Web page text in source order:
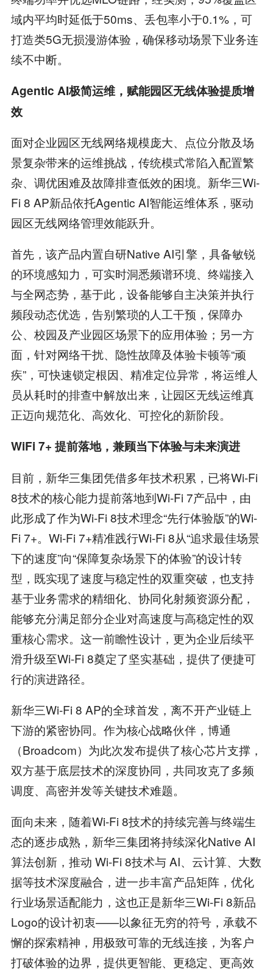
域内平均时延低于50ms、丢包率小于0.1%，可
打造类5G无损漫游体验，确保移动场景下业务连
续不中断。
Agentic AI极简运维， 赋能园区无线体验提质增
效
面对企业园区无线网络规模庞大、点位分散及场
景复杂带来的运维挑战，传统模式常陷入配置繁
杂、调优困难及故障排查低效的困境。新华三Wi-
Fi 8 AP新品依托Agentic AI智能运维体系，驱动
园区无线网络管理效能跃升。
首先，该产品内置自研Native AI引擎，具备敏锐
的环境感知力，可实时洞悉频谱环境、终端接入
与全网态势，基于此，设备能够自主决策并执行
频段动态优选，告别繁琐的人工干预，保障办
公、校园及产业园区场景下的应用体验；另一方
面，针对网络干扰、隐性故障及体验卡顿等“顽
疾”，可快速锁定根因、精准定位异常，将运维人
员从耗时的排查中解放出来，让园区无线运维真
正迈向规范化、高效化、可控化的新阶段。
WiFi 7+ 提前落地， 兼顾当下体验与未来演进
目前，新华三集团凭借多年技术积累，已将Wi-Fi
8技术的核心能力提前落地到Wi-Fi 7产品中，由
此形成了作为Wi-Fi 8技术理念“先行体验版”的Wi-
Fi 7+。Wi-Fi 7+精准践行Wi-Fi 8从“追求最佳场景
下的速度”向“保障复杂场景下的体验”的设计转
型，既实现了速度与稳定性的双重突破，也支持
基于业务需求的精细化、协同化射频资源分配，
能够充分满足部分企业对高速度与高稳定性的双
重核心需求。这一前瞻性设计，更为企业后续平
滑升级至Wi-Fi 8奠定了坚实基础，提供了便捷可
行的演进路径。
新华三Wi-Fi 8 AP的全球首发，离不开产业链上
下游的紧密协同。作为核心战略伙伴，博通
（Broadcom）为此次发布提供了核心芯片支撑，
双方基于底层技术的深度协同，共同攻克了多频
调度、高密并发等关键技术难题。
面向未来，随着Wi-Fi 8技术的持续完善与终端生
态的逐步成熟，新华三集团将持续深化Native AI
算法创新，推动 Wi-Fi 8技术与 AI、云计算、大数
据等技术深度融合，进一步丰富产品矩阵，优化
行业场景适配能力，这也正是新华三Wi-Fi 8新品
Logo的设计初衷——以象征无穷的符号，承载不
懈的探索精神，用极致可靠的无线连接，为客户
打破体验的边界，提供更智能、更稳定、更高效